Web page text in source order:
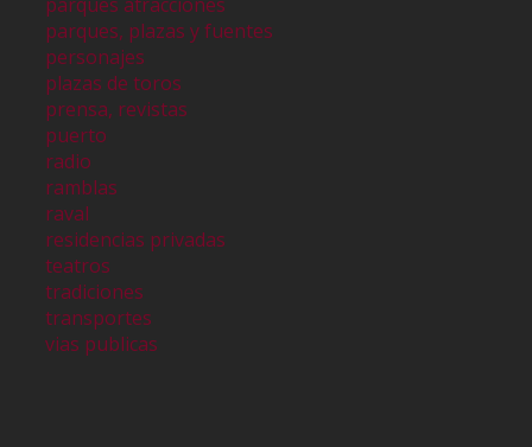
parques, plazas y fuentes
personajes
plazas de toros
prensa, revistas
puerto
radio
ramblas
raval
residencias privadas
teatros
tradiciones
transportes
vias publicas